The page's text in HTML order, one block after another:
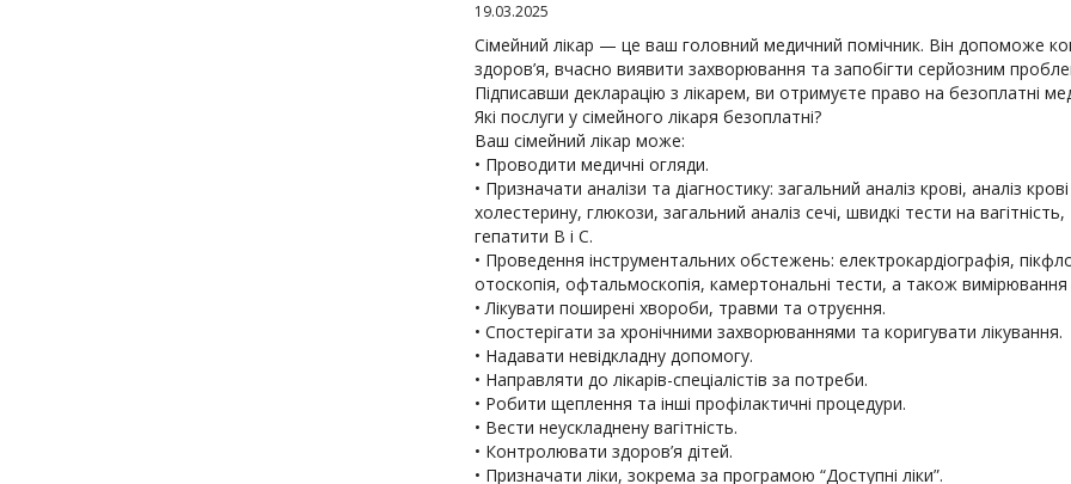
19.03.2025
Сімейний лікар — це ваш головний медичний помічник. Він допоможе
здоров’я, вчасно виявити захворювання та запобігти серйозним
Підписавши декларацію з лікарем, ви отримуєте право на безоплатні
Які послуги у сімейного лікаря безоплатні?
Ваш сімейний лікар може:
• Проводити медичні огляди.
• Призначати аналізи та діагностику: загальний аналіз крові, аналіз
холестерину, глюкози, загальний аналіз сечі, швидкі тести на вагітність,
гепатити В і С.
• Проведення інструментальних обстежень: електрокардіографія,
отоскопія, офтальмоскопія, камертональні тести, а також
• Лікувати поширені хвороби, травми та отруєння.
• Спостерігати за хронічними захворюваннями та коригувати лікування.
• Надавати невідкладну допомогу.
• Направляти до лікарів-спеціалістів за потреби.
• Робити щеплення та інші профілактичні процедури.
• Вести неускладнену вагітність.
• Контролювати здоров’я дітей.
• Призначати ліки, зокрема за програмою “Доступні ліки”.